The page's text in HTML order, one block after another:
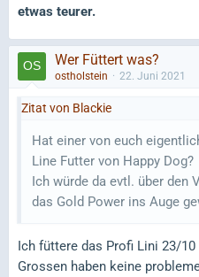
etwas teurer.
Wer Füttert was?
ostholstein 22. Juni 2021
Zitat von Blackie
Hat einer von euch
Line Futter von Happy Dog?
Ich würde da evtl. über den
das Gold Power ins Auge
Ich füttere das Profi Lini 23/
Grossen haben keine